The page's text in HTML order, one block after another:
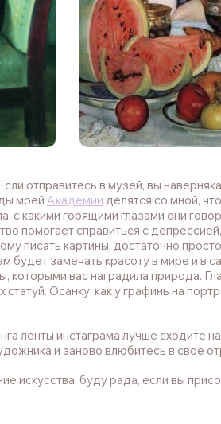
отправитесь в музей, вы
моей Академии делятся со мной,
с какими горящими глазами они
помогает справиться с
писать картины, достаточно
будет замечать красоту в мире и в
которыми вас наградила природа.
статуй. Осанку, как у графинь на
ленты инстаграма лучше сходите
и заново влюбитесь в свое
искусства, буду рада, если вы